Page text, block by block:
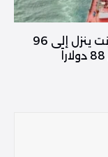
انخفاض أسعار النفط يستمر.. برنت ينزل إلى 96